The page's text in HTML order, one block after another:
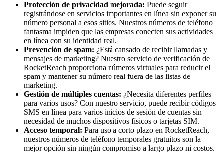
Protección de privacidad mejorada: Puede seguir
registrándose en servicios importantes en línea sin exponer su
número personal a esos sitios. Nuestros números de teléfono
fantasma impiden que las empresas conecten sus actividades
en línea con su identidad real.
Prevención de spam: ¿Está cansado de recibir llamadas y
mensajes de marketing? Nuestro servicio de verificación de
RocketReach proporciona números virtuales para reducir el
spam y mantener su número real fuera de las listas de
marketing.
Gestión de múltiples cuentas: ¿Necesita diferentes perfiles
para varios usos? Con nuestro servicio, puede recibir códigos
SMS en línea para varios inicios de sesión de cuentas sin
necesidad de muchos dispositivos físicos o tarjetas SIM.
Acceso temporal: Para uso a corto plazo en RocketReach,
nuestros números de teléfono temporales gratuitos son la
mejor opción sin ningún compromiso a largo plazo ni costos.